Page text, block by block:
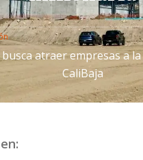
atraer empresas a
CaliBaja